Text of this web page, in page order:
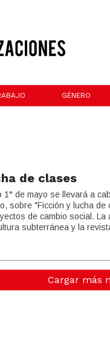
GÉNERO
de clases
1° de mayo se llevará a
sobre "Ficción y lucha
de cambio social.
subterránea y la
Cargar más